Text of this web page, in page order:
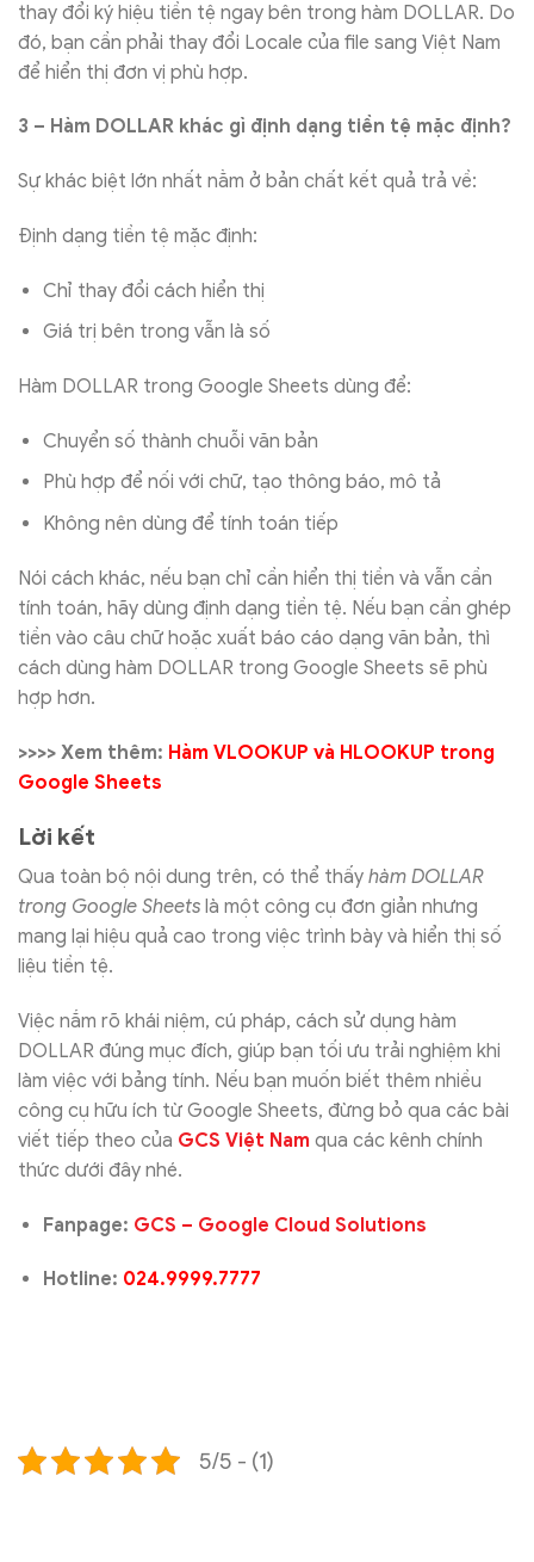
thay đổi ký hiệu tiền tệ ngay bên trong hàm DOLLAR. Do
đó, bạn cần phải thay đổi Locale của file sang Việt Nam
để hiển thị đơn vị phù hợp.
3 – Hàm DOLLAR khác gì định dạng tiền tệ mặc định?
Sự khác biệt lớn nhất nằm ở bản chất kết quả trả về:
Định dạng tiền tệ mặc định:
Chỉ thay đổi cách hiển thị
Giá trị bên trong vẫn là số
Hàm DOLLAR trong Google Sheets dùng để:
Chuyển số thành chuỗi văn bản
Phù hợp để nối với chữ, tạo thông báo, mô tả
Không nên dùng để tính toán tiếp
Nói cách khác, nếu bạn chỉ cần hiển thị tiền và vẫn cần
tính toán, hãy dùng định dạng tiền tệ. Nếu bạn cần ghép
tiền vào câu chữ hoặc xuất báo cáo dạng văn bản, thì
cách dùng hàm DOLLAR trong Google Sheets sẽ phù
hợp hơn.
>>>> Xem thêm: Hàm VLOOKUP và HLOOKUP trong
Google Sheets
Lời kết
Qua toàn bộ nội dung trên, có thể thấy hàm DOLLAR
trong Google Sheets là một công cụ đơn giản nhưng
mang lại hiệu quả cao trong việc trình bày và hiển thị số
liệu tiền tệ.
Việc nắm rõ khái niệm, cú pháp, cách sử dụng hàm
DOLLAR đúng mục đích, giúp bạn tối ưu trải nghiệm khi
làm việc với bảng tính. Nếu bạn muốn biết thêm nhiều
công cụ hữu ích từ Google Sheets, đừng bỏ qua các bài
viết tiếp theo của GCS Việt Nam qua các kênh chính
thức dưới đây nhé.
Fanpage: GCS – Google Cloud Solutions
Hotline: 024.9999.7777
5/5 - (1)